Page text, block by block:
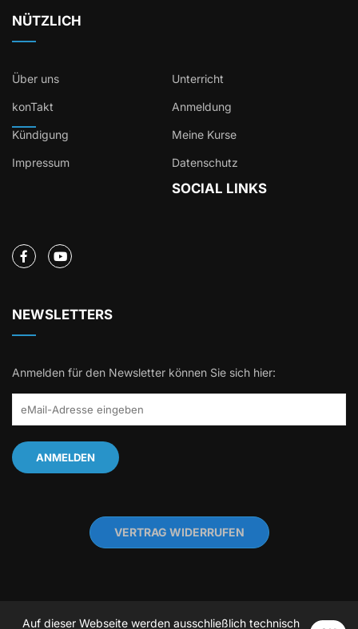
NÜTZLICH
Über uns Unterricht
konTakt Anmeldung
Kündigung Meine Kurse
Impressum Datenschutz
SOCIAL LINKS
NEWSLETTERS
Anmelden für den Newsletter können Sie sich hier:
VERTRAG WIDERRUFEN
Auf dieser Webseite werden ausschließlich technisch